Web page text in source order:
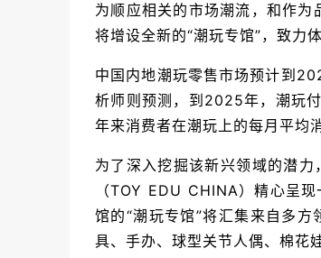
为顺应相关的市场潮流，和作
将增设全新的“潮玩专馆”，致力
中国内地潮玩零售市场预计到
析师则预测，到2025年，潮玩
年来消费者在潮玩上的每月平均
为了深入挖掘该新兴领域的潜
（TOY EDU CHINA）精心呈
馆的“潮玩专馆”将汇集来自多
具、手办、球型关节人偶、棉花